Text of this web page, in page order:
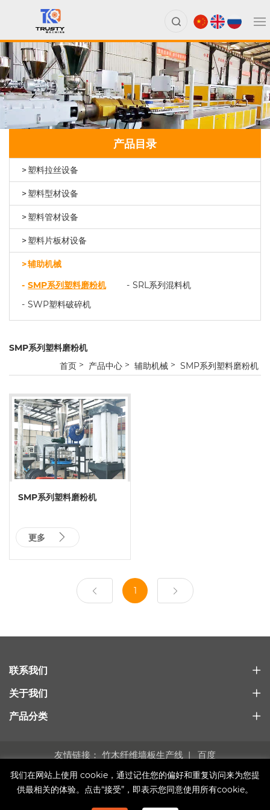
我们在网站上使用 cookie，通过记住您的偏好和重复访问来为您提
供最相关的体验。点击“接受”，即表示您同意使用所有cookie。
产品目录
塑料拉丝设备
塑料型材设备
塑料管材设备
塑料片板材设备
辅助机械
SMP系列塑料磨粉机
SRL系列混料机
SWP塑料破碎机
SMP系列塑料磨粉机
首页
产品中心 辅助机械 SMP系列塑料磨粉机
SMP系列塑料磨粉机
更多
1
联系我们
关于我们
产品分类
友情链接： 竹木纤维墙板生产线 百度
Copyright © 2021 青岛华恩斯塑料机械有限公司 站点地图